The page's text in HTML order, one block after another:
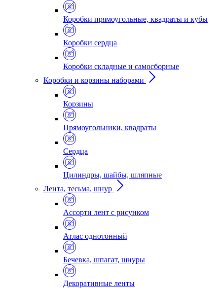
Коробки прямоугольные, квадраты и кубы
Коробки сердца
Коробки складные и самосборные
Коробки и корзины наборами
Корзины
Прямоугольники, квадраты
Сердца
Цилиндры, шайбы, шляпные
Лента, тесьма, шнур
Ассорти лент с рисунком
Атлас однотонный
Бечевка, шпагат, шнуры
Декоративные ленты